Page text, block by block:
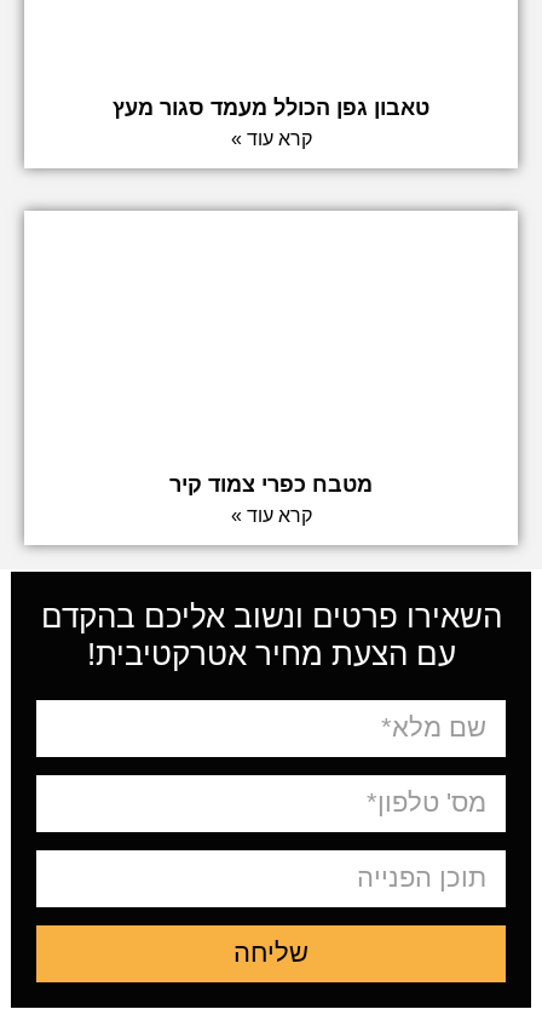
טאבון גפן הכולל מעמד סגור מעץ
קרא עוד »
מטבח כפרי צמוד קיר
קרא עוד »
השאירו פרטים ונשוב אליכם בהקדם
עם הצעת מחיר אטרקטיבית!
שליחה